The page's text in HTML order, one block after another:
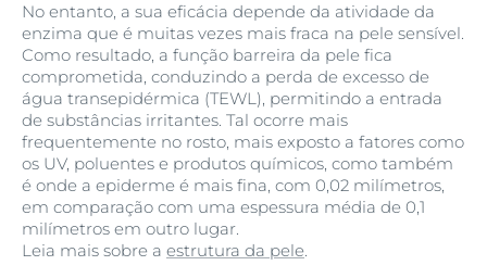
No entanto, a sua eficácia depende da atividade da
enzima que é muitas vezes mais fraca na pele sensível.
Como resultado, a função barreira da pele fica
comprometida, conduzindo a perda de excesso de
água transepidérmica (TEWL), permitindo a entrada
de substâncias irritantes. Tal ocorre mais
frequentemente no rosto, mais exposto a fatores como
os UV, poluentes e produtos químicos, como também
é onde a epiderme é mais fina, com 0,02 milímetros,
em comparação com uma espessura média de 0,1
milímetros em outro lugar.
Leia mais sobre a estrutura da pele.